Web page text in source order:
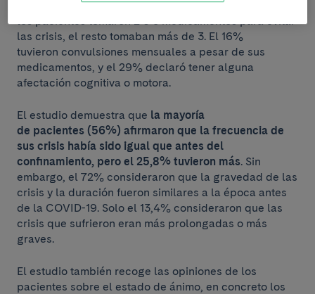
20 años que habían sido diagnosticados. La mitad de
los pacientes tomaron 2 0 3 medicamentos para evitar
las crisis, el resto tomaban más de 3. El 16%
tuvieron convulsiones mensuales a pesar de sus
medicamentos, y el 29% declaró tener alguna
afectación cognitiva o motora.
El estudio demuestra que la mayoría
de pacientes (56%) afirmaron que la frecuencia de
sus crisis había sido igual que antes del
confinamiento, pero el 25,8% tuvieron más. Sin
embargo, el 72% consideraron que la gravedad de las
crisis y la duración fueron similares a la época antes
de la COVID-19. Solo el 13,4% consideraron que las
crisis que sufrieron eran más prolongadas o más
graves.
El estudio también recoge las opiniones de los
pacientes sobre el estado de ánimo, en concreto los